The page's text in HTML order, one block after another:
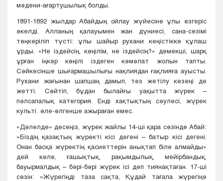
мәдени-ағартушылық болды.
1891-1892 жылдар Абайдың ойлау жүйесіне ұлы өзгеріс
әкелді. Алланың қалауымен жан дүниесі, сана-сезімі
төңкеріліп түсті: ұлы шайыр рухани кеңістікке құлаш
ұрды. «Не іздейсің, көңілім, не іздейсің?» демекші, шарқ
ұрған іңкәр көңілі іздеген кәмәлат жолын тапты.
Сәйкесінше шығармашылығы нақлиядан ғақлияға ауысты.
Рухани жағынан шапшаң дамып, тез жетілу кезеңі де
жетті. Сөйтіп, бұдан былайғы уақытта жүрек –
пәлсапалық категория. Енді хақтықтың сәулесі, жүрек
культі өле-өлгенше ажыраған емес.
«Дәлелде» десеңіз, жүрек жайлы 14-ші қара сөзінде Абай:
«Біздің қазақтың жүректі кісі дегені – батыр кісі дегені.
Онан басқа жүректің қасиеттерін анықтап біле алмайды»
дей келе, ғашықтық, рақымдылық, мейірбандық,
бауырмалдық – бәрі-бәрі жүрек ісі деп тиянақтаған. 17-ші
сөзін: «Жүрегіңді таза сақта, Құдай тағала жүрегіңе